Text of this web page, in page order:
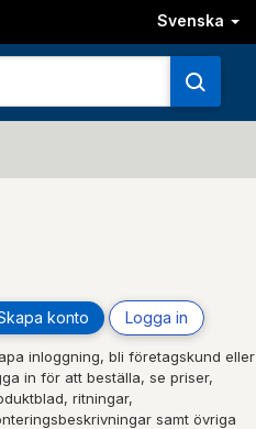
Svenska
konto Logga in
inloggning, bli företagskund eller
in för att beställa, se priser,
ritningar,
samt övriga